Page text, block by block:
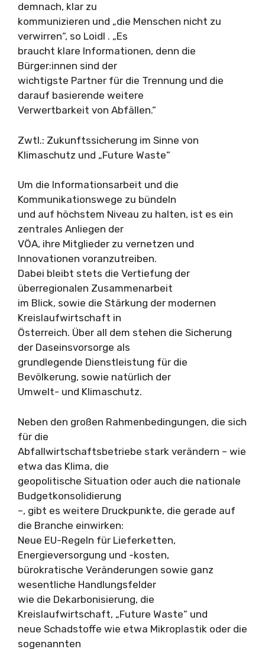
demnach, klar zu
kommunizieren und „die Menschen nicht zu
verwirren“, so Loidl . „Es
braucht klare Informationen, denn die
Bürger:innen sind der
wichtigste Partner für die Trennung und die
darauf basierende weitere
Verwertbarkeit von Abfällen.“
Zwtl.: Zukunftssicherung im Sinne von
Klimaschutz und „Future Waste“
Um die Informationsarbeit und die
Kommunikationswege zu bündeln
und auf höchstem Niveau zu halten, ist es ein
zentrales Anliegen der
VÖA, ihre Mitglieder zu vernetzen und
Innovationen voranzutreiben.
Dabei bleibt stets die Vertiefung der
überregionalen Zusammenarbeit
im Blick, sowie die Stärkung der modernen
Kreislaufwirtschaft in
Österreich. Über all dem stehen die Sicherung
der Daseinsvorsorge als
grundlegende Dienstleistung für die
Bevölkerung, sowie natürlich der
Umwelt- und Klimaschutz.
Neben den großen Rahmenbedingungen, die sich
für die
Abfallwirtschaftsbetriebe stark verändern – wie
etwa das Klima, die
geopolitische Situation oder auch die nationale
Budgetkonsolidierung
–, gibt es weitere Druckpunkte, die gerade auf
die Branche einwirken:
Neue EU-Regeln für Lieferketten,
Energieversorgung und -kosten,
bürokratische Veränderungen sowie ganz
wesentliche Handlungsfelder
wie die Dekarbonisierung, die
Kreislaufwirtschaft, „Future Waste“ und
neue Schadstoffe wie etwa Mikroplastik oder die
sogenannten